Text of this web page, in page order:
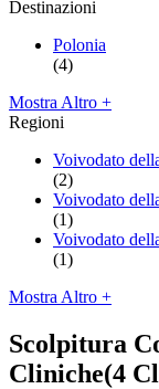
Destinazioni
Polonia
(4)
Mostra Altro +
Regioni
Voivodato
(2)
Voivodato
(1)
Voivodato
(1)
Mostra Altro +
Scolpitura
Cliniche(4